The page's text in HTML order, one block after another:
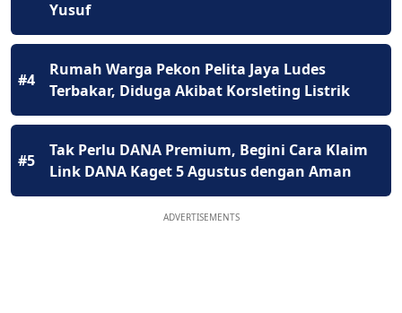
Yusuf
#4
Rumah Warga Pekon Pelita Jaya Ludes
Terbakar, Diduga Akibat Korsleting Listrik
#5
Tak Perlu DANA Premium, Begini Cara Klaim
Link DANA Kaget 5 Agustus dengan Aman
ADVERTISEMENTS